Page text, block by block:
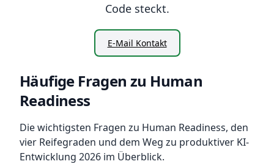
Code steckt.
E-Mail Kontakt
Häufige Fragen zu Human
Readiness
Die wichtigsten Fragen zu Human Readiness, den
vier Reifegraden und dem Weg zu produktiver KI-
Entwicklung 2026 im Überblick.